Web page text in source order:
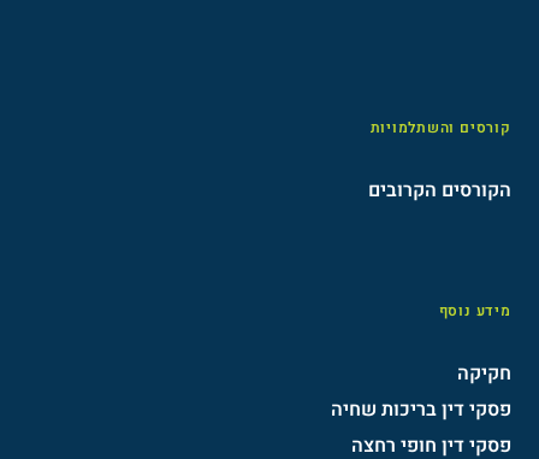
קורסים והשתלמויות
הקורסים הקרובים
מידע נוסף
חקיקה
פסקי דין בריכות שחיה
פסקי דין חופי רחצה